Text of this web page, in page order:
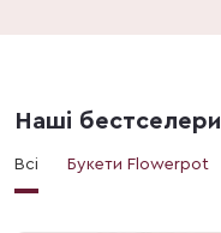
Наші бестселери
Всі Букети Flowerpot